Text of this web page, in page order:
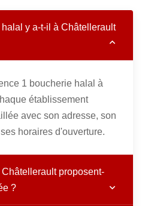
y a-t-il à Châtellerault
1 boucherie halal à
établissement
avec son adresse, son
horaires d'ouverture.
proposent-
?